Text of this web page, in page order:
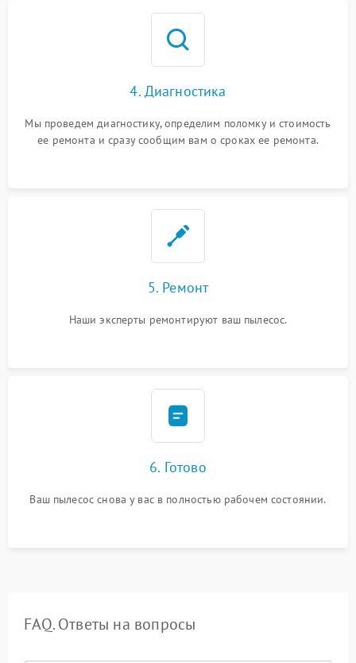
4. Диагностика
Мы проведем диагностику, определим поломку и стоимость
ее ремонта и сразу сообщим вам о сроках ее ремонта.
5. Ремонт
Наши эксперты ремонтируют ваш пылесос.
6. Готово
Ваш пылесос снова у вас в полностью рабочем состоянии.
FAQ. Ответы на вопросы